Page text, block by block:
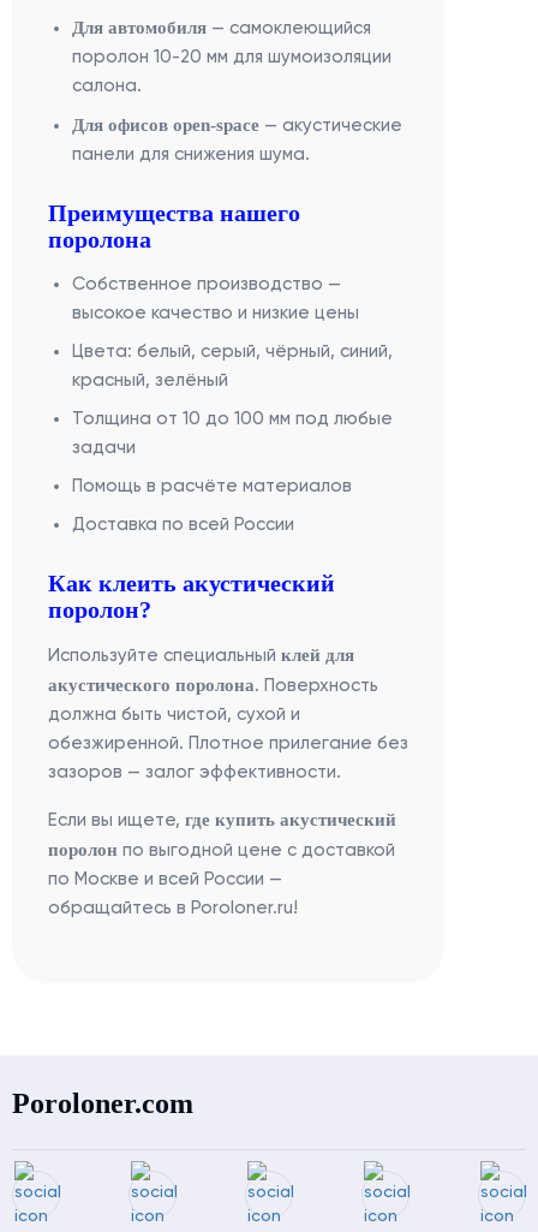
Для автомобиля — самоклеющийся
поролон 10-20 мм для шумоизоляции
салона.
Для офисов open-space — акустические
панели для снижения шума.
Преимущества нашего
поролона
Собственное производство —
высокое качество и низкие цены
Цвета: белый, серый, чёрный, синий,
красный, зелёный
Толщина от 10 до 100 мм под любые
задачи
Помощь в расчёте материалов
Доставка по всей России
Как клеить акустический
поролон?
Используйте специальный клей для
акустического поролона. Поверхность
должна быть чистой, сухой и
обезжиренной. Плотное прилегание без
зазоров — залог эффективности.
Если вы ищете, где купить акустический
поролон по выгодной цене с доставкой
по Москве и всей России —
обращайтесь в Poroloner.ru!
Poroloner.com